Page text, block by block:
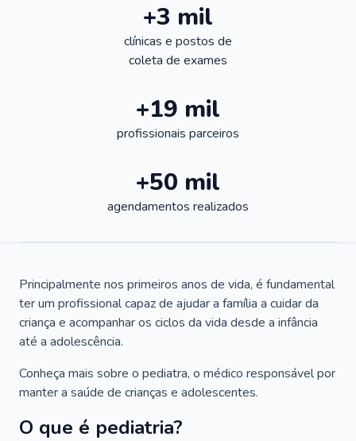
+3 mil
clínicas e postos de
coleta de exames
+19 mil
profissionais parceiros
+50 mil
agendamentos realizados
Principalmente nos primeiros anos de vida, é fundamental
ter um profissional capaz de ajudar a família a cuidar da
criança e acompanhar os ciclos da vida desde a infância
até a adolescência.
Conheça mais sobre o pediatra, o médico responsável por
manter a saúde de crianças e adolescentes.
O que é pediatria?